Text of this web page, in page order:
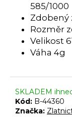
585/1000
Zdobený
Rozměr
Velikost
Váha 4g
SKLADEM
Kód: B-44360
Značka:
č
u